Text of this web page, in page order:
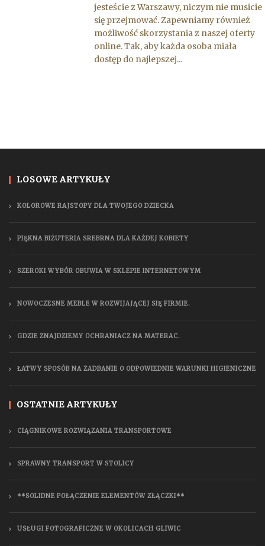
jesteście z Warszawy, niczym nie musicie
się przejmować. Zapewniamy również
możliwość skorzystania z naszej oferty
online. Tak, aby każda osoba miała
dostęp do najlepszej...
LOSOWE ARTYKUŁY
KOLOROWE RAJSTOPY DLA TWOJEGO DZIECKA
PIĘKNA BIŻUTERIA SREBRNA DLA KAŻDEJ KOBIETY
SZEROKI WYBÓR OBUWIA W SKLEPIE INTERNETOWYM
NOWOCZESNE MEBLE W ROZWIJAJĄCEJ SIĘ FIRMIE.
GDZIE ZNAJDZIEMY OCHRANIACZ NA MATERAC.
ŁATWY SPOSÓB NA ZADBANIE O ODPOWIEDNIE WARUNKI HIGIENICZNE
OSTATNIE ARTYKUŁY
CIĄGNIKOWE ROZWIĄZANIA TRANSPORTOWE
SPRAWNY TRANSPORT W STOLICY
**SOLIDNE POŁĄCZENIE ELEMENTÓW ZŁĄCZKI**
USŁUGI FOTOGRAFICZNE W OKOLICACH GLIWIC